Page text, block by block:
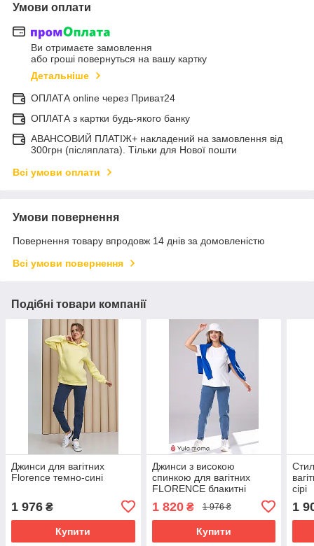
Умови оплати
Ви отримаєте замовлення
або гроші повернуться на вашу картку
Детальніше
ОПЛАТА online через Приват24
ОПЛАТА з картки будь-якого банку
АВАНСОВИЙ ПЛАТІЖ+ накладений на замовлення від
300грн (післяплата). Тільки для Нової пошти
Всі умови оплати
Умови повернення
Повернення товару впродовж 14 днів за домовленістю
Всі умови повернення
Подібні товари компанії
Джинси для вагітних
Florence темно-сині
1 976 ₴
Купити
Джинси з високою
спинкою для вагітних
FLORENCE блакитні
1 820₴ 1 976 ₴
Купити
сірі
1